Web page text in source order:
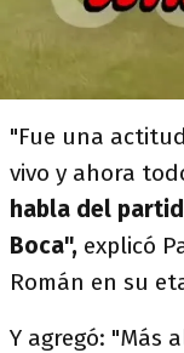
"Fue una
vivo y ahora
habla del
Boca", explicó
Román en su
Y agregó: "Más